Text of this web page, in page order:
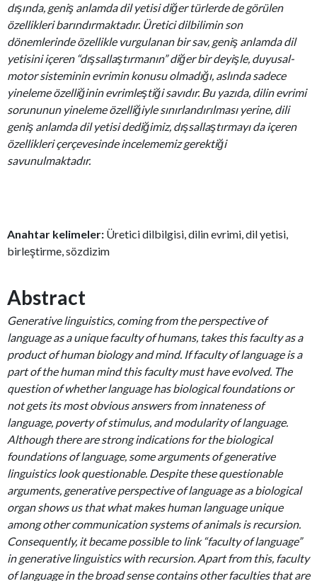
dışında, geniş anlamda dil yetisi diğer türlerde de görülen
özellikleri barındırmaktadır. Üretici dilbilimin son
dönemlerinde özellikle vurgulanan bir sav, geniş anlamda dil
yetisini içeren “dışsallaştırmanın” diğer bir deyişle, duyusal-
motor sisteminin evrimin konusu olmadığı, aslında sadece
yineleme özelliğinin evrimleştiği savıdır. Bu yazıda, dilin evrimi
sorununun yineleme özelliğiyle sınırlandırılması yerine, dili
geniş anlamda dil yetisi dediğimiz, dışsallaştırmayı da içeren
özellikleri çerçevesinde incelememiz gerektiği
savunulmaktadır.
Anahtar kelimeler: Üretici dilbilgisi, dilin evrimi, dil yetisi,
birleştirme, sözdizim
Abstract
Generative linguistics, coming from the perspective of
language as a unique faculty of humans, takes this faculty as a
product of human biology and mind. If faculty of language is a
part of the human mind this faculty must have evolved. The
question of whether language has biological foundations or
not gets its most obvious answers from innateness of
language, poverty of stimulus, and modularity of language.
Although there are strong indications for the biological
foundations of language, some arguments of generative
linguistics look questionable. Despite these questionable
arguments, generative perspective of language as a biological
organ shows us that what makes human language unique
among other communication systems of animals is recursion.
Consequently, it became possible to link “faculty of language”
in generative linguistics with recursion. Apart from this, faculty
of language in the broad sense contains other faculties that are